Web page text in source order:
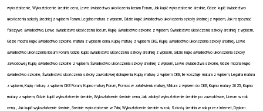
wykształcenie, Wykształcenie średnie cena, Lewe świadectwo ukończenia liceum Forum, Jak kupić wykształcenie średnie, Gdzie kupić świadectwo
ukończenia szkoły średniej z wpisem Forum, Legalna matura z wpisem, Gdzie kupić świadectwo ukończenia szkoły średniej z wpisem, Jak rozpoznać
fałszywe świadectwo, Lewe świadectwo ukończenia liceum, Kupię świadectwo szkolne z wpisem, Świadectwo ukończenia szkoły średniej z wpisem,
Gdzie można kupić świadectwo szkolne, matura z wpisem cena, Kupię maturę z wpisem CKE, Kupię świadectwo ukończenia szkoły średniej, Lewe
świadectwo ukończenia liceum Forum, Gdzie kupić świadectwo ukończenia szkoły średniej z wpisem, Gdzie kupić świadectwo ukończenia szkoły
zawodowej, Kupię świadectwo szkolne z wpisem, Świadectwo ukończenia szkoły średniej z wpisem, Lewe świadectwa szkolne, Gdzie można kupić
świadectwo szkolne, Świadectwo ukończenia szkoły zawodowej dokupienia, Kupię maturę z wpisem CKE, Ile kosztuje matura z wpisem, Legalna matura
z wpisem, Kupię maturę z wpisem CKE Forum, Kupno matury Forum, Pomoc w załatwieniu matury, Matura z wpisem do CKE, Kupno matury 2025, Kupno
matury z wpisem, Gdzie kupić wykształcenie średnie, Wykształcenie średnie cena, Jak zdobyć wykształcenie średnie po zawodówce, Liceum w rok
cena, , Jak kupić wykształcenie średnie, Średnie wykształcenie w 7dni, Wykształcenie średnie w rok, Szkołą średnia w rok przez Internet, Dyplom